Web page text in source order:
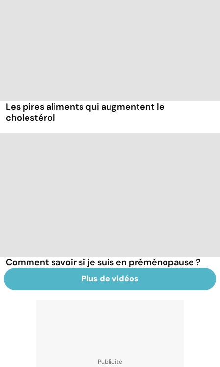
Les pires aliments qui augmentent le
cholestérol
Comment savoir si je suis en préménopause ?
Plus de vidéos